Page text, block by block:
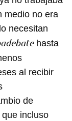
medio no era
necesitan
hasta
al recibir
de
incluso